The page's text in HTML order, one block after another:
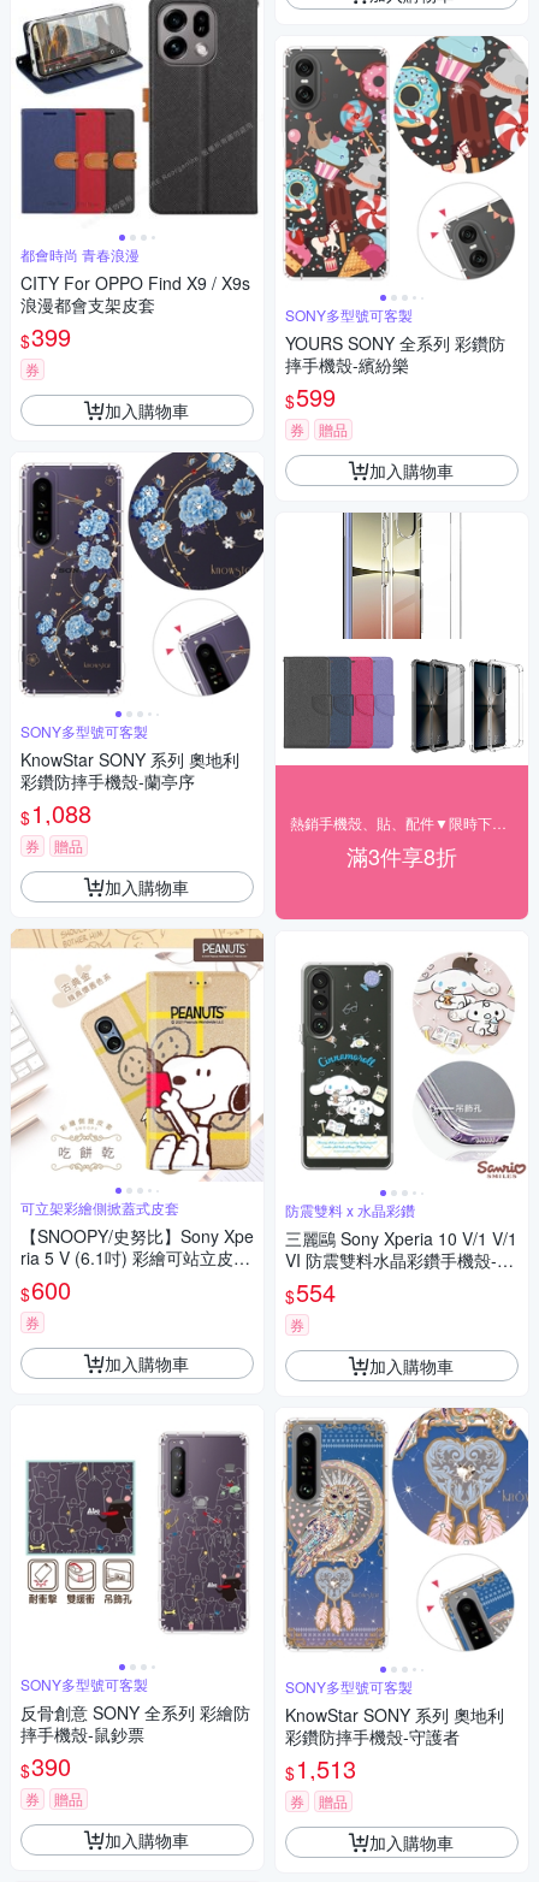
都會時尚 青春浪漫
CITY For OPPO Find X9 / X9s
浪漫都會支架皮套
$399
券
加入購物車
SONY多型號可客製
KnowStar SONY 系列 奧地利
彩鑽防摔手機殼-蘭亭序
$1,088
券 贈品
加入購物車
可立架彩繪側掀蓋式皮套
【SNOOPY/史努比】Sony Xpe
ria 5 V (6.1吋) 彩繪可站立皮套
(吃餅乾)
$600
券
加入購物車
SONY多型號可客製
反骨創意 SONY 全系列 彩繪防
摔手機殼-鼠鈔票
$390
券 贈品
加入購物車
SONY多型號可客製
YOURS SONY 全系列 彩鑽防
摔手機殼-繽紛樂
$599
券 贈品
加入購物車
滿3件享8折
防震雙料 x 水晶彩鑽
三麗鷗 Sony Xperia 10 V/1 V/1
VI 防震雙料水晶彩鑽手機殼-悠
閒大耳狗
$554
券
加入購物車
SONY多型號可客製
KnowStar SONY 系列 奧地利
彩鑽防摔手機殼-守護者
$1,513
券 贈品
加入購物車